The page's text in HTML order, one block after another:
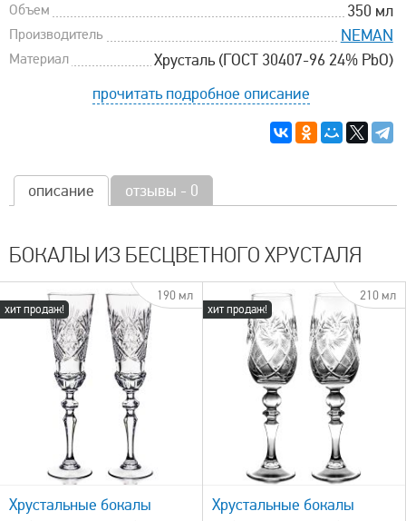
Объем 350 мл
Производитель NEMAN
Материал
Хрусталь (ГОСТ 30407-96 24% PbO)
прочитать подробное описание
описание отзывы - 0
БОКАЛЫ ИЗ БЕСЦВЕТНОГО ХРУСТАЛЯ
хит продаж!
190 мл
Хрустальные бокалы
хит продаж!
210 мл
быстрый просмотр
Хрустальные бокалы